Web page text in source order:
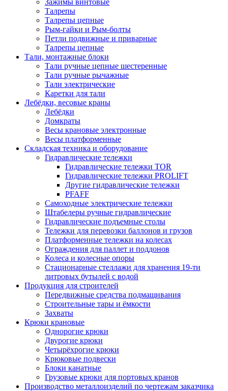
Талрепы
Талрепы цепные
Рым-гайки и Рым-болты
Петли подвижные и приварные
Талрепы цепные
Тали, монтажные блоки
Тали ручные цепные шестеренные
Тали ручные рычажные
Тали электрические
Каретки для тали
Лебёдки, весовые краны
Лебёдки
Домкраты
Весы крановые электронные
Весы платформенные
Складская техника и оборудование
Гидравлические тележки
Гидравлические тележки TOR
Гидравлические тележки PROLIFT
Другие гидравлические тележки
PFAFF
Самоходные электрические тележки
Штабелеры ручные гидравлические
Гидравлические подъемные столы
Тележки для перевозки баллонов и грузов
Платформенные тележки на колесах
Ограждения для паллет и поддонов
Колеса и колесные опоры
Стационарные стеллажи для хранения 19-ти
литровых бутылей с водой
Продукция для строителей
Передвижные средства подмащивания
Строительные тары и ёмкости
Захваты
Крюки крановые
Однорогие крюки
Двурогие крюки
Четырёхрогие крюки
Крюковые подвески
Блоки канатные
Грузовые крюки для портовых кранов
Производство металлоизделий по чертежам заказчика